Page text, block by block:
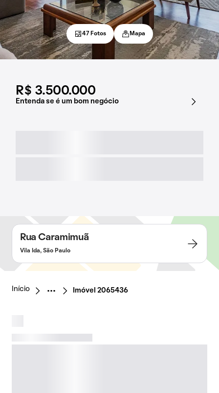
R$ 3.500.000
Entenda se é um bom negócio
47 Fotos Mapa
Rua Caramimuã
Vila Ida, São Paulo
Início Imóvel 2065436